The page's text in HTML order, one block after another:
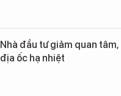
Nhà đầu tư giảm quan
địa ốc hạ nhiệt